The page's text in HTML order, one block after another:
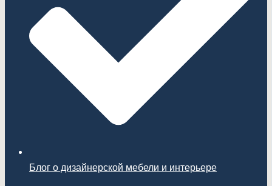
Блог о дизайнерской мебели и интерьере